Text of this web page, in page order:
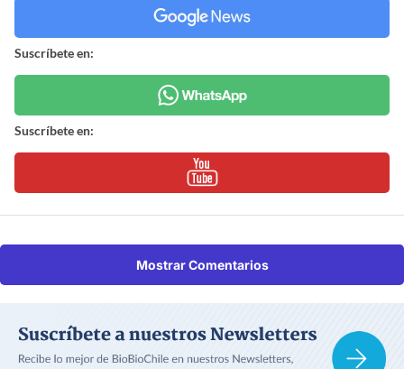
Suscríbete en:
Suscríbete en:
Mostrar Comentarios